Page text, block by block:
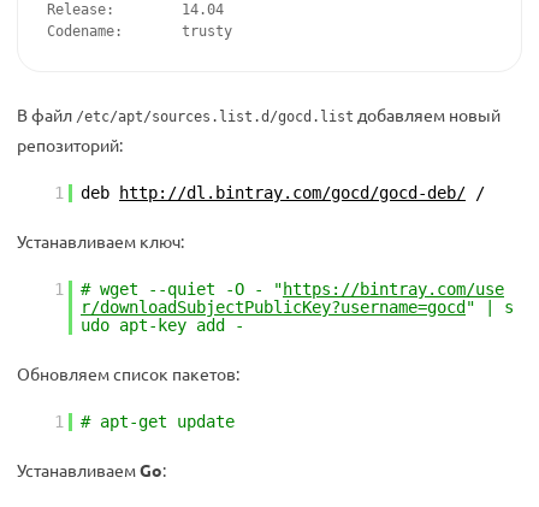
Release:	14.04
В файл /etc/apt/sources.list.d/gocd.list добавляем новый
репозиторий:
1 deb http://dl.bintray.com/gocd/gocd-deb/ /
Устанавливаем ключ:
1 # wget --quiet -O - "https://bintray.com/use
r/downloadSubjectPublicKey?username=gocd " | s
udo apt-key add -
Обновляем список пакетов:
1 # apt-get update
УстанавливаемGo: